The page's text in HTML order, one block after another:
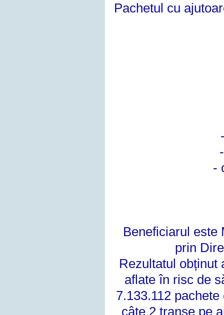
Pachetul cu
-
Beneficiarul este
prin
Rezultatul obținut
aflate în risc de
7.133.112
câte 2 tranșe pe